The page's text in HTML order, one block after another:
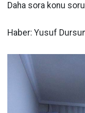
Daha sora konu
Haber: Yusuf